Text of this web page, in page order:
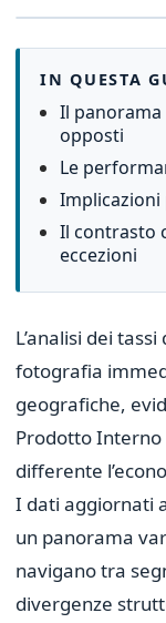
IN QUESTA
Il
opposti
Le
Implicazioni
Il contrasto
eccezioni
L’analisi dei
fotografia
geografiche,
Prodotto Interno
differente
I dati aggiornati
un panorama
navigano tra
divergenze